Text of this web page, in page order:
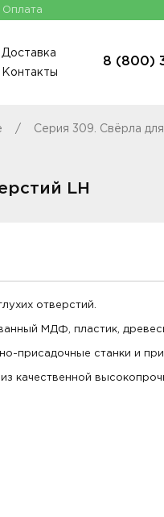
Оплата
Доставка
Контакты
8 (800)
Серия 309. Свёрла
LH
отверстий.
МДФ, пластик,
присадочные станки и
качественной